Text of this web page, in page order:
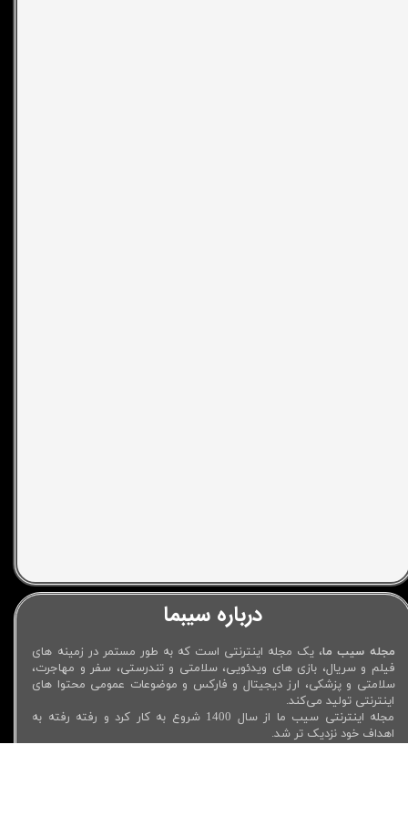
درباره سیبما
مجله سیب ما، یک مجله اینترنتی است که به طور مستمر در زمینه های
فیلم و سریال، بازی های ویدئویی، سلامتی و تندرستی، سفر و مهاجرت،
سلامتی و پزشکی، ارز دیجیتال و فارکس و موضوعات عمومی محتوا های
اینترنتی تولید می‌کند.
مجله اینترنتی سیب ما از سال 1400 شروع به کار کرد و رفته رفته به
اهداف خود نزدیک تر شد.